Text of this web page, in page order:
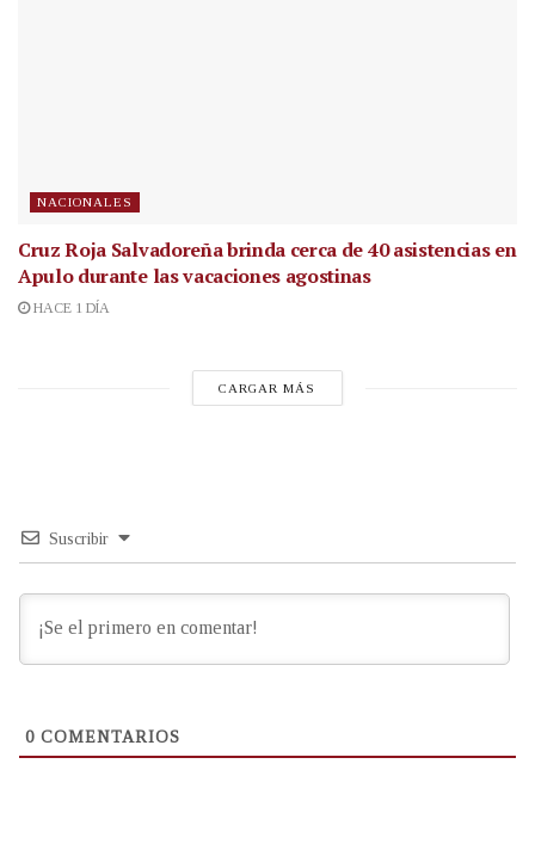
NACIONALES
Cruz Roja Salvadoreña brinda cerca de 40 asistencias en
Apulo durante las vacaciones agostinas
HACE 1 DÍA
CARGAR MÁS
Suscribir
0 COMENTARIOS